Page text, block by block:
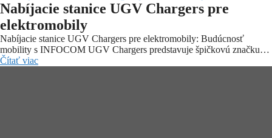
Nabíjacie stanice UGV Chargers pre
elektromobily
Nabíjacie stanice UGV Chargers pre elektromobily: Budúcnosť
mobility s INFOCOM UGV Chargers predstavuje špičkovú značku…
Čítať viac